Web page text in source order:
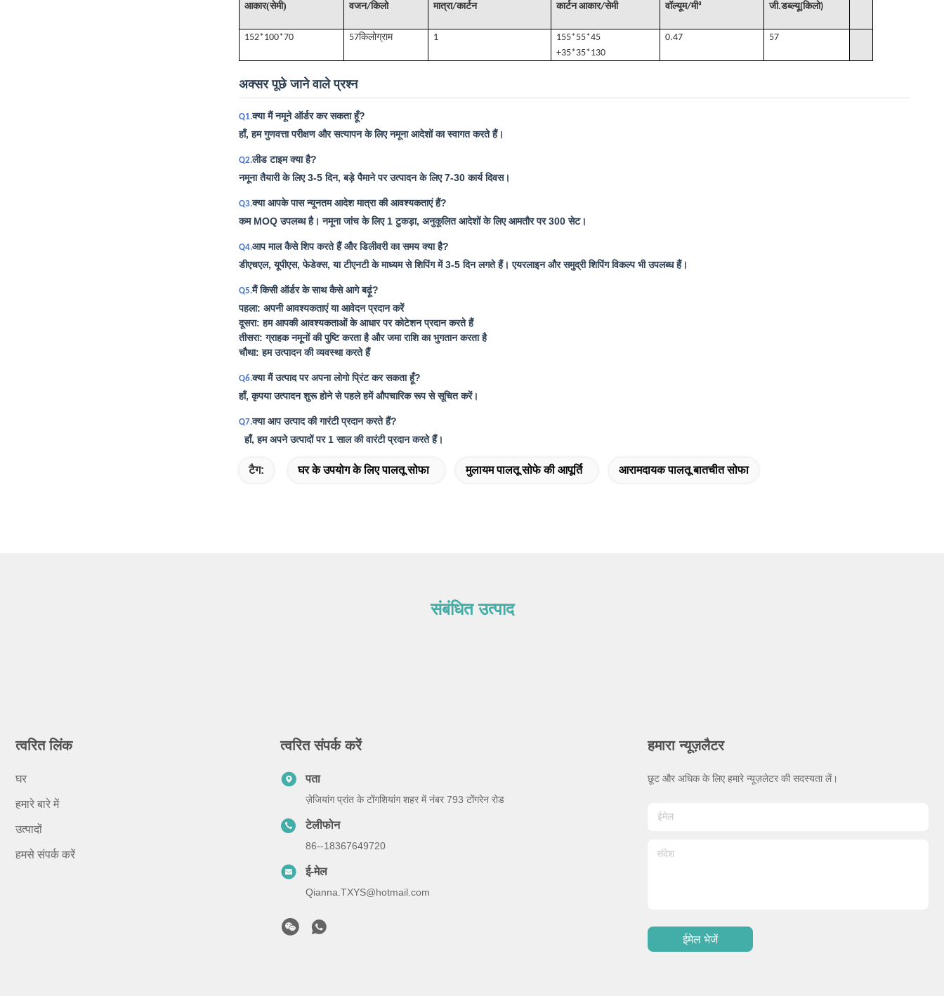
आकार(सेमी) वजन/किलो मात्रा/कार्टन कार्टन आकार/सेमी वॉल्यूम/मी³ जी.डब्ल्यू(किलो)
152*100*70 57किलोग्राम 1
155*55*45
+35*35*130
0.47 57
अक्सर पूछे जाने वाले प्रश्न
Q1.क्या मैं नमूने ऑर्डर कर सकता हूँ?
हाँ, हम गुणवत्ता परीक्षण और सत्यापन के लिए नमूना आदेशों का स्वागत करते हैं।
Q2.लीड टाइम क्या है?
नमूना तैयारी के लिए 3-5 दिन, बड़े पैमाने पर उत्पादन के लिए 7-30 कार्य दिवस।
Q3.क्या आपके पास न्यूनतम आदेश मात्रा की आवश्यकताएं हैं?
कम MOQ उपलब्ध है। नमूना जांच के लिए 1 टुकड़ा, अनुकूलित आदेशों के लिए आमतौर पर 300 सेट।
Q4.आप माल कैसे शिप करते हैं और डिलीवरी का समय क्या है?
डीएचएल, यूपीएस, फेडेक्स, या टीएनटी के माध्यम से शिपिंग में 3-5 दिन लगते हैं। एयरलाइन और समुद्री शिपिंग विकल्प भी उपलब्ध हैं।
Q5.मैं किसी ऑर्डर के साथ कैसे आगे बढ़ूं?
पहला: अपनी आवश्यकताएं या आवेदन प्रदान करें
दूसरा: हम आपकी आवश्यकताओं के आधार पर कोटेशन प्रदान करते हैं
तीसरा: ग्राहक नमूनों की पुष्टि करता है और जमा राशि का भुगतान करता है
चौथा: हम उत्पादन की व्यवस्था करते हैं
Q6.क्या मैं उत्पाद पर अपना लोगो प्रिंट कर सकता हूँ?
हाँ, कृपया उत्पादन शुरू होने से पहले हमें औपचारिक रूप से सूचित करें।
Q7.क्या आप उत्पाद की गारंटी प्रदान करते हैं?
हाँ, हम अपने उत्पादों पर 1 साल की वारंटी प्रदान करते हैं।
टैग: घर के उपयोग के लिए पालतू सोफा मुलायम पालतू सोफे की आपूर्ति आरामदायक पालतू बातचीत सोफा
संबंधित उत्पाद
त्वरित लिंक
घर
हमारे बारे में
उत्पादों
हमसे संपर्क करें
त्वरित संपर्क करें
पता
ज़ेजियांग प्रांत के टोंगशियांग शहर में नंबर 793 टोंगरेन रोड
टेलीफोन
86--18367649720
ई-मेल
Qianna.TXYS@hotmail.com
हमारा न्यूज़लैटर
छूट और अधिक के लिए हमारे न्यूज़लेटर की सदस्यता लें।
ईमेल भेजें